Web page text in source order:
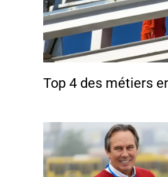
Top 4 des métiers